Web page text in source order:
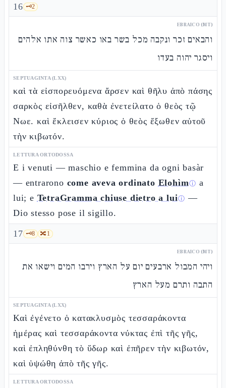
16 🗝️2
EBRAICO (MT)
והבאים זכר ונקבה מכל בשר באו כאשר צוה אתו אלהים
ויסגר יהוה בעדו
SEPTUAGINTA (LXX)
καὶ τὰ εἰσπορευόμενα ἄρσεν καὶ θῆλυ ἀπὸ πάσης
σαρκὸς εἰσῆλθεν, καθὰ ἐνετείλατο ὁ θεὸς τῷ
Νωε. καὶ ἔκλεισεν κύριος ὁ θεὸς ἔξωθεν αὐτοῦ
τὴν κιβωτόν.
LETTURA ORTODOSSA
E i venuti — maschio e femmina da ogni basàr
— entrarono come aveva ordinato Elohìmⓘ a
lui; e TetraGramma chiuse dietro a luiⓘ —
Dio stesso pose il sigillo.
17 🗝️8 🔀1
EBRAICO (MT)
ויהי המבול ארבעים יום על הארץ וירבו המים וישאו את
התבה ותרם מעל הארץ
SEPTUAGINTA (LXX)
Καὶ ἐγένετο ὁ κατακλυσμὸς τεσσαράκοντα
ἡμέρας καὶ τεσσαράκοντα νύκτας ἐπὶ τῆς γῆς,
καὶ ἐπληθύνθη τὸ ὕδωρ καὶ ἐπῆρεν τὴν κιβωτόν,
καὶ ὑψώθη ἀπὸ τῆς γῆς.
LETTURA ORTODOSSA